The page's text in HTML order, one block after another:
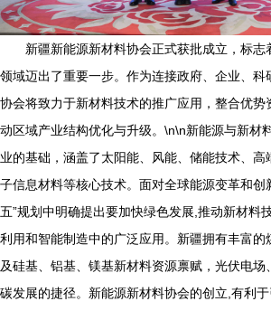
新疆新能源新材料协会正式获批成立，标
领域迈出了重要一步。作为连接政府、企业、
协会将致力于新材料技术的推广应用，整合优势
动区域产业结构优化与升级。\n\n新能源与新材
业的基础，涵盖了太阳能、风能、储能技术、
子信息材料等核心技术。面对全球能源变革和创
五”规划中明确提出要加快绿色发展,推动新材料
利用和智能制造中的广泛应用。新疆拥有丰富的
及硅基、铝基、镁基新材料资源禀赋，光伏电
碳发展的捷径。新能源新材料协会的创立,有利